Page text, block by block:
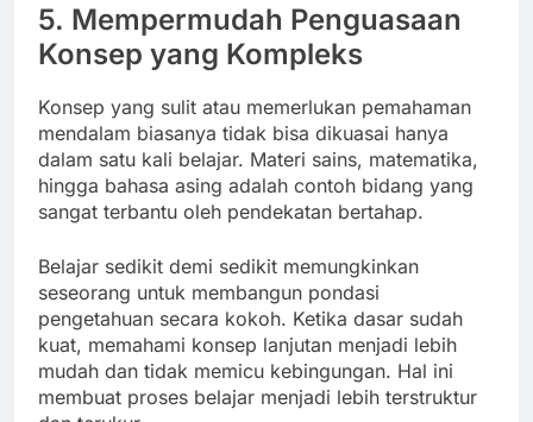
5. Mempermudah Penguasaan
Konsep yang Kompleks
Konsep yang sulit atau memerlukan pemahaman
mendalam biasanya tidak bisa dikuasai hanya
dalam satu kali belajar. Materi sains, matematika,
hingga bahasa asing adalah contoh bidang yang
sangat terbantu oleh pendekatan bertahap.
Belajar sedikit demi sedikit memungkinkan
seseorang untuk membangun pondasi
pengetahuan secara kokoh. Ketika dasar sudah
kuat, memahami konsep lanjutan menjadi lebih
mudah dan tidak memicu kebingungan. Hal ini
membuat proses belajar menjadi lebih terstruktur